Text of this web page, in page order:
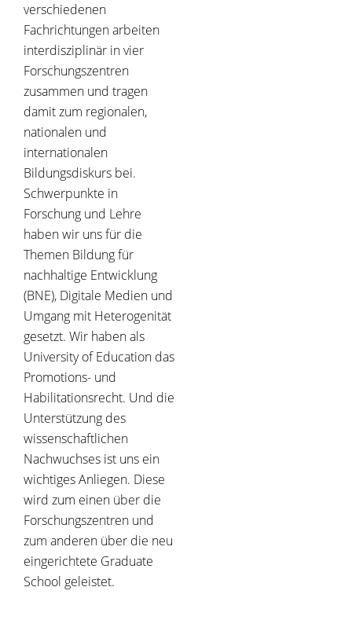
verschiedenen
Fachrichtungen arbeiten
interdisziplinär in vier
Forschungszentren
zusammen und tragen
damit zum regionalen,
nationalen und
internationalen
Bildungsdiskurs bei.
Schwerpunkte in
Forschung und Lehre
haben wir uns für die
Themen Bildung für
nachhaltige Entwicklung
(BNE), Digitale Medien und
Umgang mit Heterogenität
gesetzt. Wir haben als
University of Education das
Promotions- und
Habilitationsrecht. Und die
Unterstützung des
wissenschaftlichen
Nachwuchses ist uns ein
wichtiges Anliegen. Diese
wird zum einen über die
Forschungszentren und
zum anderen über die neu
eingerichtete Graduate
School geleistet.